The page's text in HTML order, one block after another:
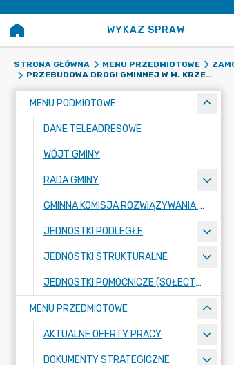
WYKAZ SPRAW
STRONA GŁÓWNA MENU PRZEDMIOTOWE
PRZEBUDOWA DROGI GMINNEJ W M. KRZE DUŻE NA ODCINKU OD UL. ALTERNATYWY W M. KAMIONKA DO DROGI SERWISOWEJ PRZY S8
MENU PODMIOTOWE
DANE TELEADRESOWE
WÓJT GMINY
RADA GMINY
GMINNA KOMISJA ROZWIĄZYWANIA PROBLEMÓW ALKOHOLOWYCH
JEDNOSTKI PODLEGŁE
JEDNOSTKI STRUKTURALNE
JEDNOSTKI POMOCNICZE (SOŁECTWA)
MENU PRZEDMIOTOWE
AKTUALNE OFERTY PRACY
DOKUMENTY STRATEGICZNE